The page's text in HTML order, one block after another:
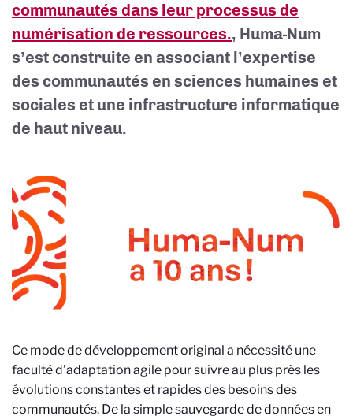
communautés dans leur processus de
numérisation de ressources., Huma-Num
s’est construite en associant l’expertise
des communautés en sciences humaines et
sociales et une infrastructure informatique
de haut niveau.
Ce mode de développement original a nécessité une
faculté d’adaptation agile pour suivre au plus près les
évolutions constantes et rapides des besoins des
communautés. De la simple sauvegarde de données en